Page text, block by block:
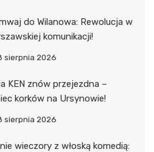
do Wilanowa: Rewolucja w
komunikacji!
sierpnia 2026
KEN znów przejezdna –
korków na Ursynowie!
sierpnia 2026
wieczory z włoską komedią: